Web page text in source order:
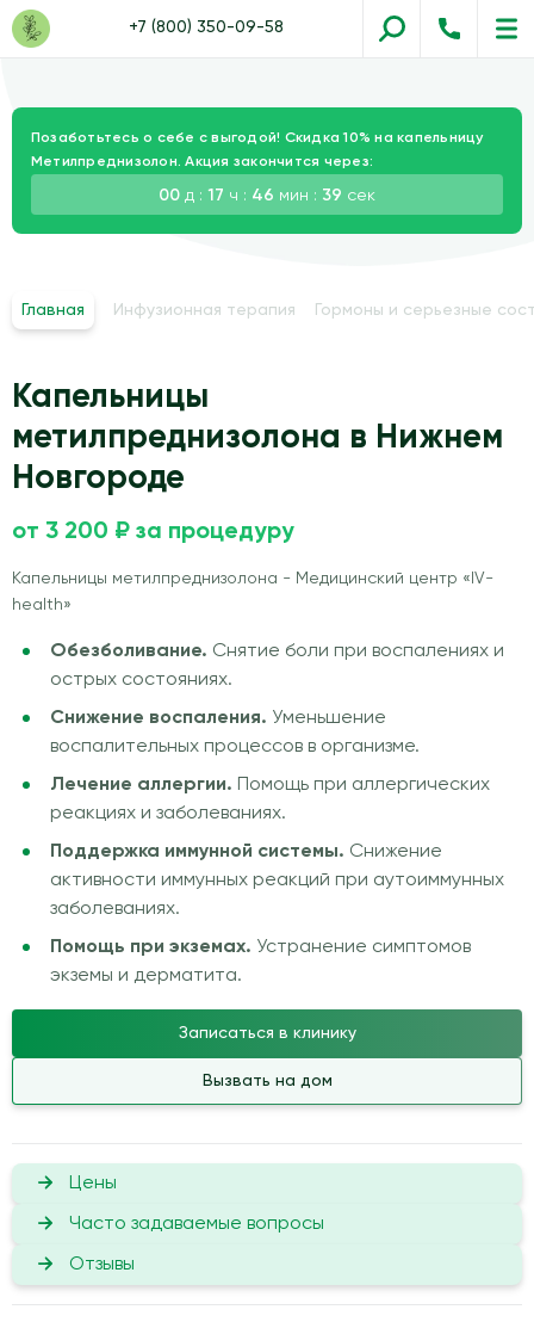
+7 (800) 350-09-58
Позаботьтесь о себе с выгодой! Скидка 10% на капельницу
Метилпреднизолон. Акция закончится через:
00 д : 17 ч : 46 мин : 38 сек
Главная Инфузионная терапия Гормоны и серьезные
Капельницы
метилпреднизолона в Нижнем
Новгороде
от 3 200 ₽ за процедуру
Капельницы метилпреднизолона - Медицинский центр «IV-
health»
Обезболивание. Снятие боли при воспалениях и
острых состояниях.
Снижение воспаления. Уменьшение
воспалительных процессов в организме.
Лечение аллергии. Помощь при аллергических
реакциях и заболеваниях.
Поддержка иммунной системы. Снижение
активности иммунных реакций при аутоиммунных
заболеваниях.
Помощь при экземах. Устранение симптомов
экземы и дерматита.
Записаться в клинику
Вызвать на дом
Цены
Часто задаваемые вопросы
Отзывы